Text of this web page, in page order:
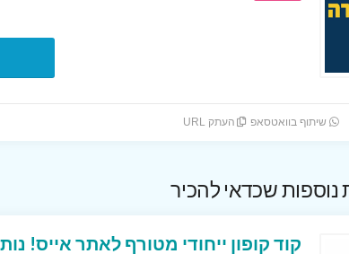
שיתוף בוואטסאפ העתק URL
נוספות שכדאי להכיר